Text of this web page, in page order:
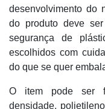
desenvolvimento do
do produto deve
segurança de
escolhidos com
do que se quer
O item pode ser
densidade,